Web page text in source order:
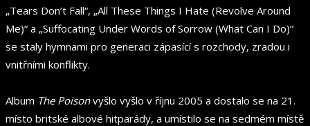
„Tears Don’t Fall“, „All These Things I Hate (Revolve Around
Me)“ a „Suffocating Under Words of Sorrow (What Can I Do)“
se staly hymnami pro generaci zápasící s rozchody, zradou i
vnitřními konflikty.
Album The Poisonvyšlo vyšlo v říjnu 2005 a dostalo se na 21.
místo britské albové hitparády, a umístilo se na sedmém místě